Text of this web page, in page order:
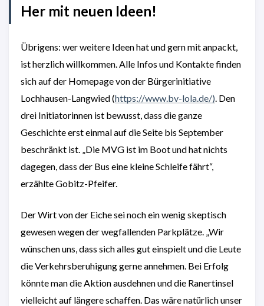
Her mit neuen Ideen!
Übrigens: wer weitere Ideen hat und gern mit anpackt,
ist herzlich willkommen. Alle Infos und Kontakte finden
sich auf der Homepage von der Bürgerinitiative
Lochhausen-Langwied (https://www.bv-lola.de/). Den
drei Initiatorinnen ist bewusst, dass die ganze
Geschichte erst einmal auf die Seite bis September
beschränkt ist. „Die MVG ist im Boot und hat nichts
dagegen, dass der Bus eine kleine Schleife fährt“,
erzählte Gobitz-Pfeifer.
Der Wirt von der Eiche sei noch ein wenig skeptisch
gewesen wegen der wegfallenden Parkplätze. „Wir
wünschen uns, dass sich alles gut einspielt und die Leute
die Verkehrsberuhigung gerne annehmen. Bei Erfolg
könnte man die Aktion ausdehnen und die Ranertinsel
vielleicht auf längere schaffen. Das wäre natürlich unser